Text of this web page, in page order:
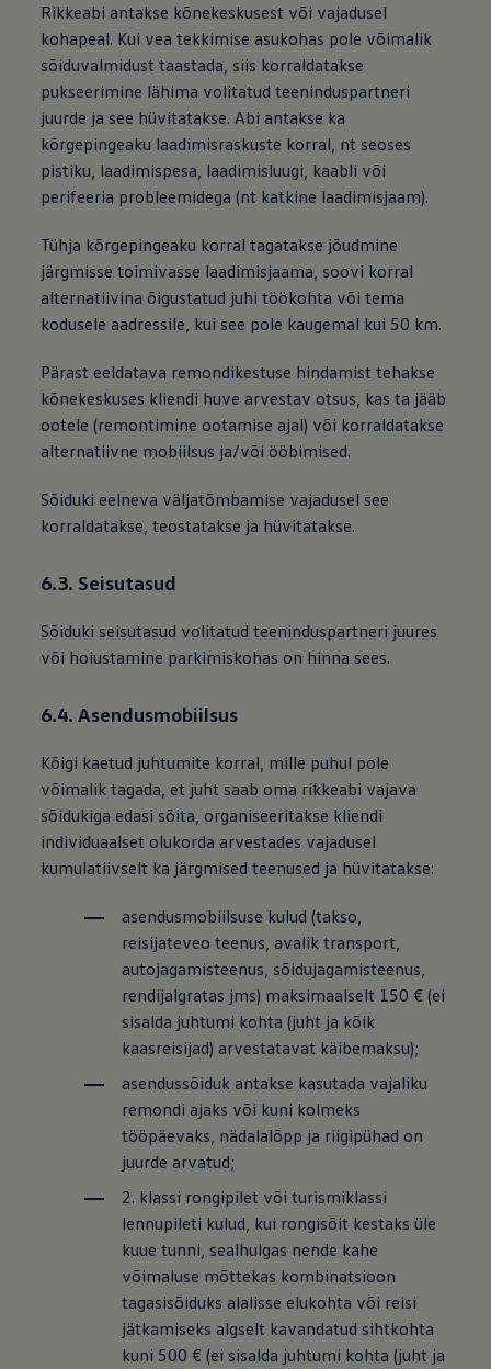
Rikkeabi antakse kõnekeskusest või vajadusel
kohapeal. Kui vea tekkimise asukohas pole võimalik
sõiduvalmidust taastada, siis korraldatakse
pukseerimine lähima volitatud teeninduspartneri
juurde ja see hüvitatakse. Abi antakse ka
kõrgepingeaku laadimisraskuste korral, nt seoses
pistiku, laadimispesa, laadimisluugi, kaabli või
perifeeria probleemidega (nt katkine laadimisjaam).
Tühja kõrgepingeaku korral tagatakse jõudmine
järgmisse toimivasse laadimisjaama, soovi korral
alternatiivina õigustatud juhi töökohta või tema
kodusele aadressile, kui see pole kaugemal kui 50 km.
Pärast eeldatava remondikestuse hindamist tehakse
kõnekeskuses kliendi huve arvestav otsus, kas ta jääb
ootele (remontimine ootamise ajal) või korraldatakse
alternatiivne mobiilsus ja/või ööbimised.
Sõiduki eelneva väljatõmbamise vajadusel see
korraldatakse, teostatakse ja hüvitatakse.
6.3. Seisutasud
Sõiduki seisutasud volitatud teeninduspartneri juures
või hoiustamine parkimiskohas on hinna sees.
6.4. Asendusmobiilsus
Kõigi kaetud juhtumite korral, mille puhul pole
võimalik tagada, et juht saab oma rikkeabi vajava
sõidukiga edasi sõita, organiseeritakse kliendi
individuaalset olukorda arvestades vajadusel
kumulatiivselt ka järgmised teenused ja hüvitatakse:
asendusmobiilsuse kulud (takso,
reisijateveo teenus, avalik transport,
autojagamisteenus, sõidujagamisteenus,
rendijalgratas jms) maksimaalselt 150 € (ei
sisalda juhtumi kohta (juht ja kõik
kaasreisijad) arvestatavat käibemaksu);
asendussõiduk antakse kasutada vajaliku
remondi ajaks või kuni kolmeks
tööpäevaks, nädalalõpp ja riigipühad on
juurde arvatud;
2. klassi rongipilet või turismiklassi
lennupileti kulud, kui rongisõit kestaks üle
kuue tunni, sealhulgas nende kahe
võimaluse mõttekas kombinatsioon
tagasisõiduks alalisse elukohta või reisi
jätkamiseks algselt kavandatud sihtkohta
kuni 500 € (ei sisalda juhtumi kohta (juht ja